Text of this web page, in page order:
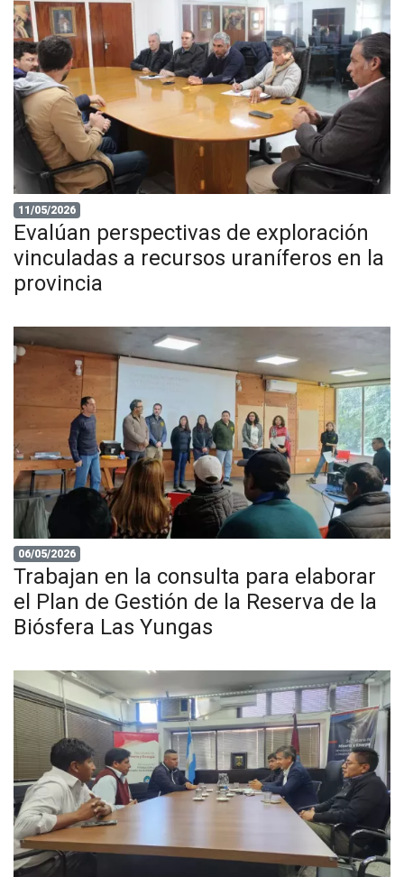
11/05/2026
Evalúan perspectivas de exploración
vinculadas a recursos uraníferos en la
provincia
06/05/2026
Trabajan en la consulta para elaborar
el Plan de Gestión de la Reserva de la
Biósfera Las Yungas